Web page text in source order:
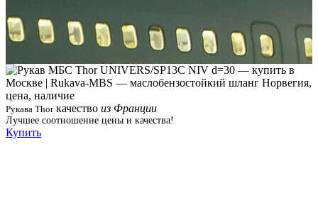
Рукава Thorкачество из Франции
Лучшее соотношение цены и качества!
Купить